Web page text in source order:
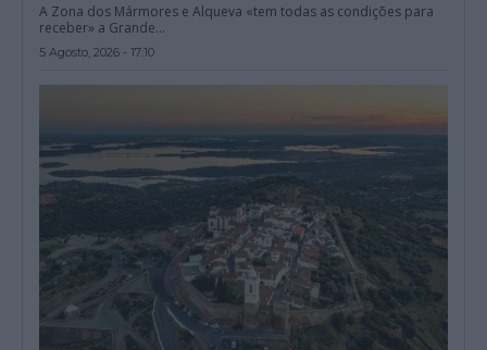
A Zona dos Mármores e Alqueva «tem todas as condições para
receber» a Grande...
5 Agosto, 2026 - 17:10